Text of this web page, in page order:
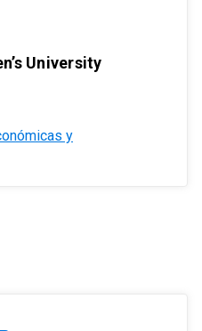
University
y